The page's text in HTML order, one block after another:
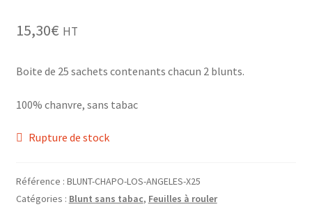
Alimentaire
15,30€ HT
Boite de 25 sachets contenants chacun 2 blunts.
100% chanvre, sans tabac
Rupture de stock
Référence : BLUNT-CHAPO-LOS-ANGELES-X25
Catégories : Blunt sans tabac, Feuilles à rouler